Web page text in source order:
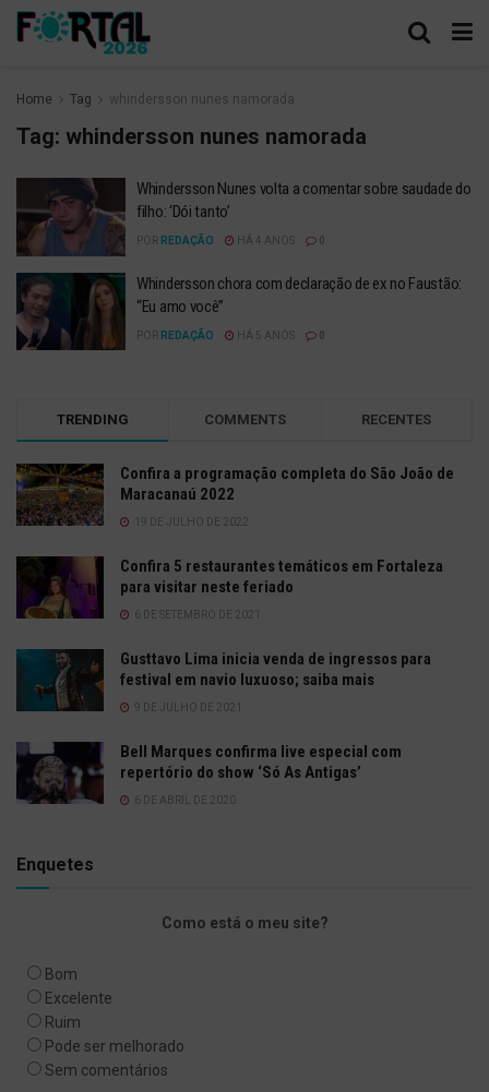
Home Tag whindersson nunes namorada
Tag: whindersson nunes namorada
Whindersson Nunes volta a comentar sobre saudade do
filho: ‘Dói tanto’
POR REDAÇÃO HÁ 4 ANOS
Whindersson chora com declaração de ex no Faustão:
“Eu amo você”
POR REDAÇÃO HÁ 5 ANOS
TRENDING COMMENTS RECENTES
Confira a programação completa do São João de
Maracanaú 2022
19 DE JULHO DE 2022
Confira 5 restaurantes temáticos em Fortaleza
para visitar neste feriado
6 DE SETEMBRO DE 2021
Gusttavo Lima inicia venda de ingressos para
festival em navio luxuoso; saiba mais
9 DE JULHO DE 2021
Bell Marques confirma live especial com
repertório do show ‘Só As Antigas’
6 DE ABRIL DE 2020
Enquetes
Como está o meu site?
Bom
Excelente
Ruim
Pode ser melhorado
Sem comentários